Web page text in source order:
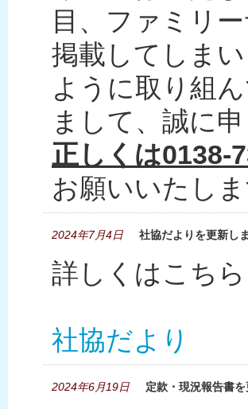
目、ファミリ
掲載してしま
ように取り組
まして、誠に
正しくは0138-
お願いいたしま
2024年7月4日 社協だよりを更新し
詳しくはこち
社協だより
2024年6月19日 定款・現況報告書